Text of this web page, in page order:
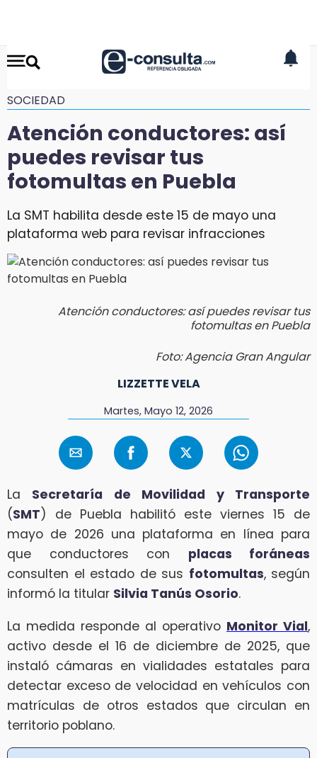
SOCIEDAD
Atención conductores: así
puedes revisar tus
fotomultas en Puebla
La SMT habilita desde este 15 de mayo una
plataforma web para revisar infracciones
Atención conductores: así puedes revisar tus
fotomultas en Puebla
Foto: Agencia Gran Angular
LIZZETTE VELA
Martes, Mayo 12, 2026
La Secretaría de Movilidad y Transporte
(SMT) de Puebla habilitó este viernes 15 de
mayo de 2026 una plataforma en línea para
que conductores con placas foráneas
consulten el estado de sus fotomultas, según
informó la titular Silvia Tanús Osorio.
La medida responde al operativo Monitor Vial,
activo desde el 16 de diciembre de 2025, que
instaló cámaras en vialidades estatales para
detectar exceso de velocidad en vehículos con
matrículas de otros estados que circulan en
territorio poblano.